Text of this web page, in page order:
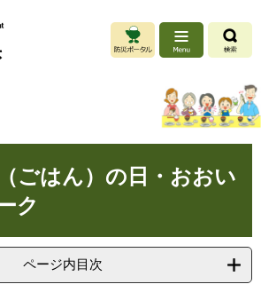
ごはん）の日・おおい
ク
ページ内目次